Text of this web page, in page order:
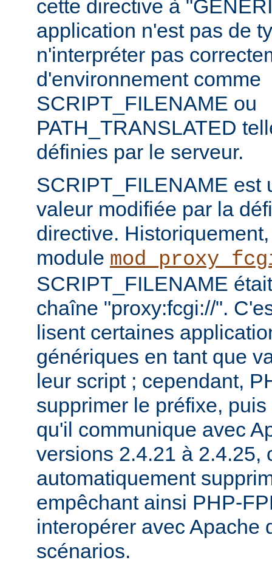
cette directive à
application n'est pas de
n'interpréter pas
d'environnement comme
SCRIPT_FILENAME ou
PATH_TRANSLATED
définies par le serveur.
SCRIPT_FILENAME est
valeur modifiée par la
directive.
module
SCRIPT_FILENAME
chaîne "proxy:fcgi://".
lisent certaines
génériques en tant que
leur script ; cependant,
supprimer le préfixe,
qu'il communique avec
versions 2.4.21 à 2.4.25,
automatiquement
empêchant ainsi PHP-
interopérer avec Apache
scénarios.